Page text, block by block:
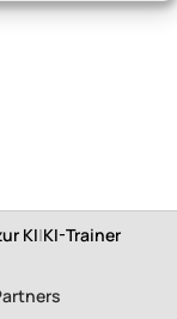
KI|KI-Trainer